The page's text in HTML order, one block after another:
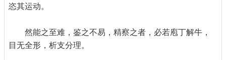
恣其运动。
然能之至难，鉴之不易，精察之者，必若庖丁解牛，
目无全形，析支分理。